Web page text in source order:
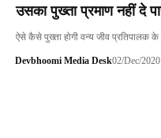
उसका पुख्ता प्रमाण नहीं दे
ऐसे कैसे पुख्ता होगी वन्य जीव प्रतिपालक
Devbhoomi Media Desk02/Dec/2020